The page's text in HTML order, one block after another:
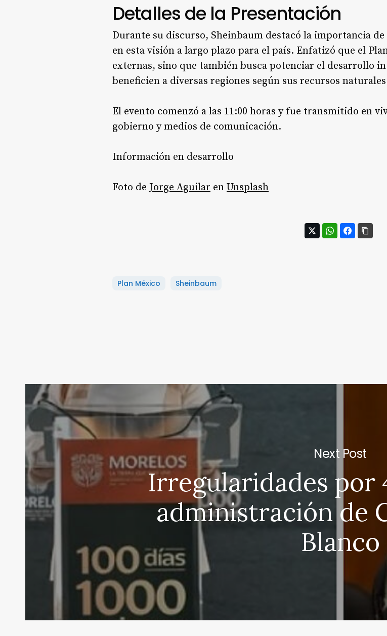
Detalles de la Presentación
Durante su discurso, Sheinbaum destacó la importancia
en esta visión a largo plazo para el país. Enfatizó que el
externas, sino que también busca potenciar el desarrollo
beneficien a diversas regiones según sus recursos
El evento comenzó a las 11:00 horas y fue transmitido en
gobierno y medios de comunicación.
Información en desarrollo
Foto de Jorge Aguilar en Unsplash
Plan México Sheinbaum
Next Post
Irregularidades por
administración de
Blanco